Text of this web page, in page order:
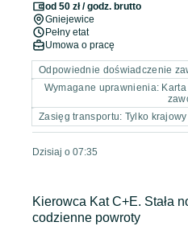
od 50 zł / godz. brutto
Gniejewice
Pełny etat
Umowa o pracę
Odpowiednie doświadczenie
Wymagane uprawnienia:
Zasięg transportu: Tylko krajowy
Dzisiaj o 07:35
Kierowca Kat C+E. Stała
codzienne powroty